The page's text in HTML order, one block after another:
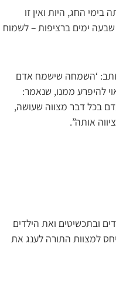
החג, היות ואין זו
ימים ברציפות – לשמוח
‘השמחה שישמח אדם
להיפרע ממנו, שנאמר:
בכל דבר מצווה שעושה,
אותה”.
ובתכשיטים ואת הילדים
למצוות התורה לענג את